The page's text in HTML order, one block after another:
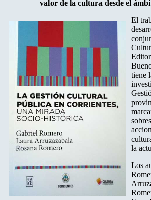
valor de la cultura desde el
El
tiene
la
Los